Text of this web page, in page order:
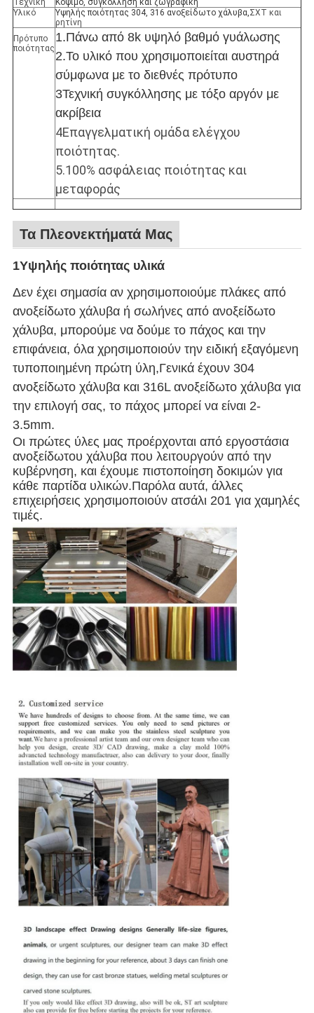
Τεχνική
Κόψιμο, συγκόλληση και ζωγραφική
Υλικό
Υψηλής ποιότητας 304, 316 ανοξείδωτο χάλυβα,ΣΧΤ και
ρητίνη
Πρότυπο
ποιότητας
1.Πάνω από 8k υψηλό βαθμό γυάλωσης
2.Το υλικό που χρησιμοποιείται αυστηρά
σύμφωνα με το διεθνές πρότυπο
3Τεχνική συγκόλλησης με τόξο αργόν με
ακρίβεια
4Επαγγελματική ομάδα ελέγχου
ποιότητας.
5.100% ασφάλειας ποιότητας και
μεταφοράς
Τα Πλεονεκτήματά Μας
1Υψηλής ποιότητας υλικά
Δεν έχει σημασία αν χρησιμοποιούμε πλάκες από
ανοξείδωτο χάλυβα ή σωλήνες από ανοξείδωτο
χάλυβα, μπορούμε να δούμε το πάχος και την
επιφάνεια, όλα χρησιμοποιούν την ειδική εξαγόμενη
τυποποιημένη πρώτη ύλη,Γενικά έχουν 304
ανοξείδωτο χάλυβα και 316L ανοξείδωτο χάλυβα για
την επιλογή σας, το πάχος μπορεί να είναι 2-
3.5mm.
Οι πρώτες ύλες μας προέρχονται από εργοστάσια
ανοξείδωτου χάλυβα που λειτουργούν από την
κυβέρνηση, και έχουμε πιστοποίηση δοκιμών για
κάθε παρτίδα υλικών.Παρόλα αυτά, άλλες
επιχειρήσεις χρησιμοποιούν ατσάλι 201 για χαμηλές
τιμές.